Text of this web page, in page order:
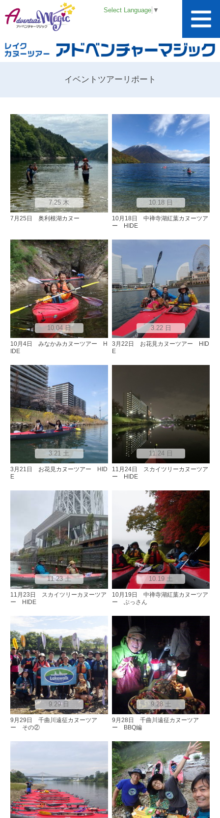
Select Language ▼
イベントツアーリポート
7.25 木
7月25日 奥利根湖カヌー
10.18 日
10月18日 中禅寺湖紅葉カヌーツア
ー HIDE
10.04 日
10月4日 みなかみカヌーツアー H
IDE
3.22 日
3月22日 お花見カヌーツアー HID
E
3.21 土
3月21日 お花見カヌーツアー HID
E
11.24 日
11月24日 スカイツリーカヌーツア
ー HIDE
11.23 土
11月23日 スカイツリーカヌーツア
ー HIDE
10.19 土
10月19日 中禅寺湖紅葉カヌーツア
ー ぶっさん
9.29 日
9月29日 千曲川遠征カヌーツア
ー その②
9.28 土
9月28日 千曲川遠征カヌーツア
ー BBQ編